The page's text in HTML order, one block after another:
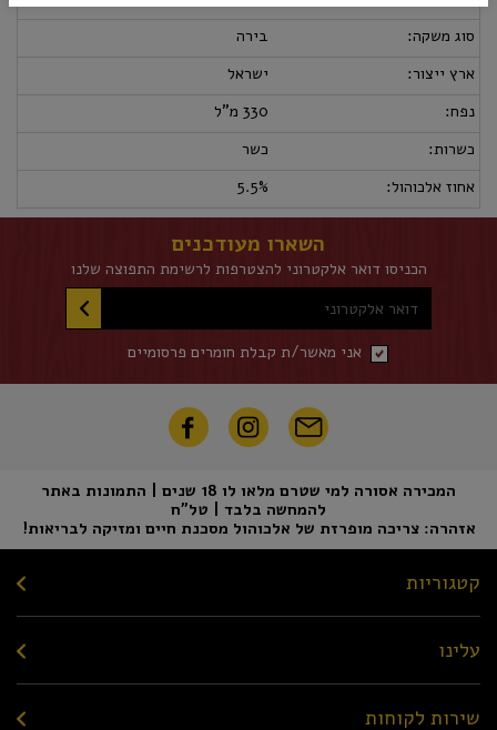
סוג משקה:
בירה
ארץ ייצור:
ישראל
נפח:
330 מ"ל
כשרות:
כשר
אחוז אלכוהול:
5.5%
השארו מעודכנים
הכניסו דואר אלקטרוני להצטרפות לרשימת התפוצה שלנו
דואר אלקטרוני
אני מאשר/ת קבלת חומרים פרסומיים
המכירה אסורה למי שטרם מלאו לו 18 שנים | התמונות באתר
להמחשה בלבד | טל"ח
אזהרה: צריכה מופרזת של אלכוהול מסכנת חיים ומזיקה לבריאות!
קטגוריות
עלינו
שירות לקוחות